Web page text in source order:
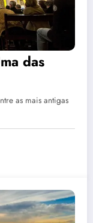
das
as mais antigas